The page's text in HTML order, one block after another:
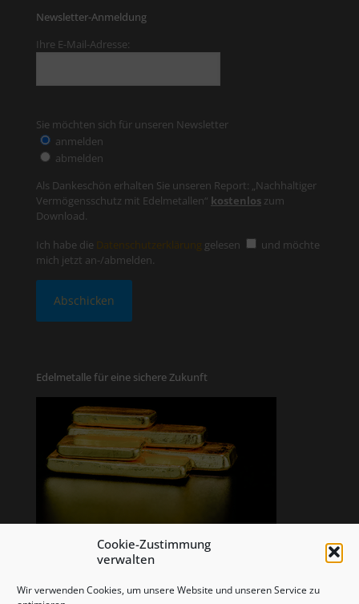
Cookie-Zustimmung
verwalten
Wir verwenden Cookies, um unsere Website und unseren Service zu
Newsletter-Anmeldung
Ihre E-Mail-Adresse:
Sie möchten sich für unseren Newsletter
anmelden
abmelden
Als Dankeschön erhalten Sie unseren Report: „Nachhaltiger
Vermögensschutz mit Edelmetallen“ kostenlos zum
Download.
Ich habe die Datenschutzerklärung gelesen
und möchte
mich jetzt an-/abmelden.
Edelmetalle für eine sichere Zukunft